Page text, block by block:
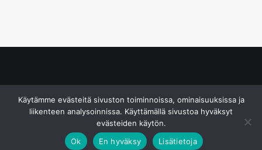
Käytämme evästeitä sivuston toiminnoissa, ominaisuuksissa ja
liikenteen analysoinnissa. Käyttämällä sivustoa hyväksyt
evästeiden käytön.
Ok
En hyväksy Lisätietoja